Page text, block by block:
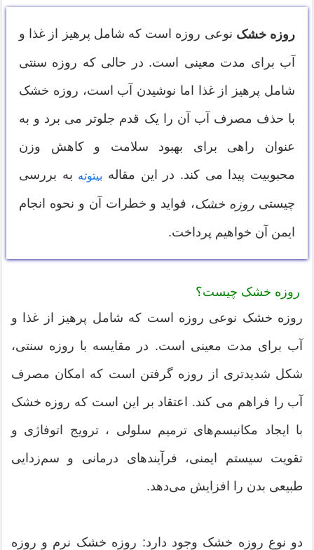
روزه خشک نوعی روزه است که شامل پرهیز از غذا و
آب برای مدت معینی است. در حالی که روزه سنتی
شامل پرهیز از غذا اما نوشیدن آب است، روزه خشک
با حذف مصرف آب آن را یک قدم جلوتر می برد و به
عنوان راهی برای بهبود سلامت و کاهش وزن
محبوبیت پیدا می کند. در این مقاله بیتوته به بررسی
چیستی روزه خشک، فواید و خطرات آن و نحوه انجام
ایمن آن خواهیم پرداخت.
روزه خشک چیست؟
روزه خشک نوعی روزه است که شامل پرهیز از غذا و
آب برای مدت معینی است. در مقایسه با روزه سنتی،
شکل شدیدتری از روزه گرفتن است که امکان مصرف
آب را فراهم می کند. اعتقاد بر این است که روزه خشک
با ایجاد مکانیسم‌های ترمیم سلولی ، ترویج اتوفاژی و
تقویت سیستم ایمنی، فرآیندهای درمانی و سم‌زدایی
طبیعی بدن را افزایش می‌دهد.
دو نوع روزه خشک وجود دارد: روزه خشک نرم و روزه